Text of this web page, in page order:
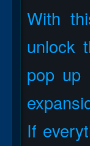
With
unlock
pop up
If